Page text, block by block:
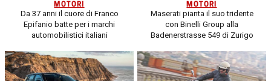
MOTORI
Da 37 anni il cuore di Franco
Epifanio batte per i marchi
automobilistici italiani
MOTORI
Maserati pianta il suo tridente
con Binelli Group alla
Badenerstrasse 549 di Zurigo